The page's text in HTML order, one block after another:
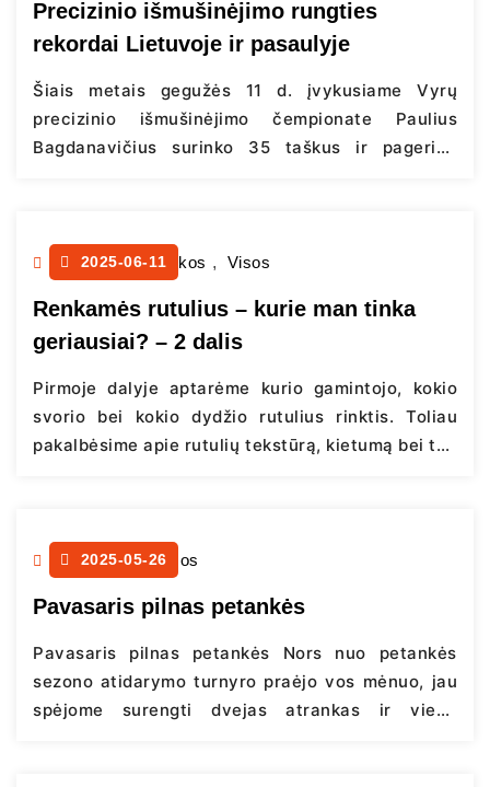
Precizinio išmušinėjimo rungties
rekordai Lietuvoje ir pasaulyje
Šiais metais gegužės 11 d. įvykusiame Vyrų
precizinio išmušinėjimo čempionate Paulius
Bagdanavičius surinko 35 taškus ir pagerino
moterų Lietuvos precizinio išmušinėjimo rungtyje
metais surinko Irma Bagdanavičienė, antroje…
Continue reading
2025-06-11
Petankės pamokos , Visos
Renkamės rutulius – kurie man tinka
geriausiai? – 2 dalis
Pirmoje dalyje aptarėme kurio gamintojo, kokio
svorio bei kokio dydžio rutulius rinktis. Toliau
pakalbėsime apie rutulių tekstūrą, kietumą bei tai,
skirtas tik tam, kad lengviau atpažintumėte savo
Continue reading
2025-05-26
Naujienos , Visos
Pavasaris pilnas petankės
Pavasaris pilnas petankės Nors nuo petankės
sezono atidarymo turnyro praėjo vos mėnuo, jau
spėjome surengti dvejas atrankas ir vieną